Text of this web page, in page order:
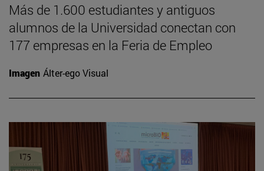
Más de 1.600 estudiantes y antiguos
alumnos de la Universidad conectan con
177 empresas en la Feria de Empleo
Imagen Álter-ego Visual